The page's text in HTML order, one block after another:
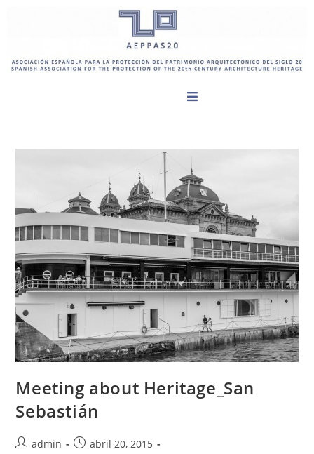
Meeting about Heritage_San
Sebastián
admin
abril 20, 2015